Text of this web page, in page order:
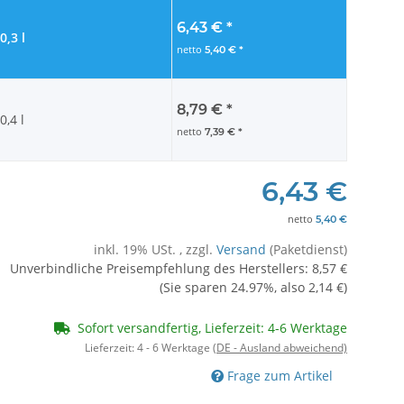
0,3 l
6,43 € *
netto 5,40 € *
0,4 l
8,79 € *
netto 7,39 € *
6,43 €
netto 5,40 €
inkl. 19% USt. , zzgl. Versand (Paketdienst)
Unverbindliche Preisempfehlung des Herstellers: 8,57 €
(Sie sparen 24.97%, also 2,14 €)
Sofort versandfertig, Lieferzeit: 4-6 Werktage
Lieferzeit:4 - 6 Werktage (DE - Ausland abweichend)
Frage zum Artikel